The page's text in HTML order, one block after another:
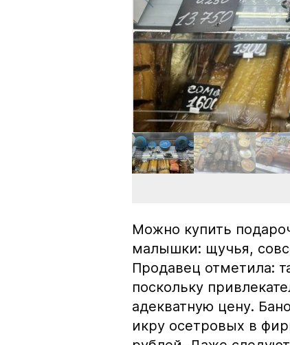
Можно купить
малышки: щучья,
Продавец отметила:
поскольку
адекватную цену.
икру осетровых в